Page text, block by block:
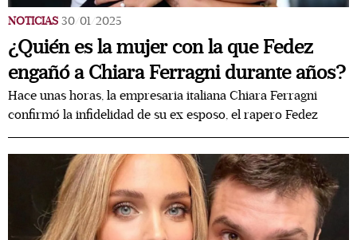
NOTICIAS 30/01/2025
¿Quién es la mujer con la que Fedez
engañó a Chiara Ferragni durante años?
Hace unas horas, la empresaria italiana Chiara Ferragni
confirmó la infidelidad de su ex esposo, el rapero Fedez